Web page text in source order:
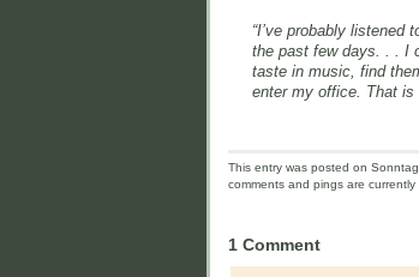
“I’ve probably listened
the past few days. . . I
taste in music, find
enter my office. That is
This entry was posted on
comments and pings are currently
1 Comment